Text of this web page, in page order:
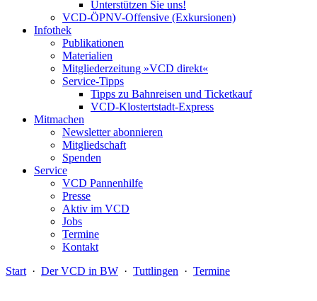
Unterstützen Sie uns!
VCD-ÖPNV-Offensive (Exkursionen)
Infothek
Publikationen
Materialien
Mitgliederzeitung »VCD direkt«
Service-Tipps
Tipps zu Bahnreisen und Ticketkauf
VCD-Klostertstadt-Express
Mitmachen
Newsletter abonnieren
Mitgliedschaft
Spenden
Service
VCD Pannenhilfe
Presse
Aktiv im VCD
Jobs
Termine
Kontakt
Start · Der VCD in BW · Tuttlingen · Termine